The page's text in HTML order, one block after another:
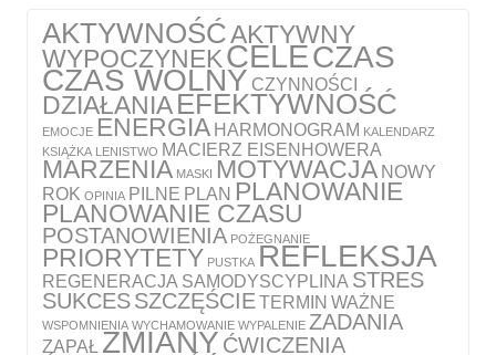
AKTYWNOŚĆAKTYWNY
WYPOCZYNEKCELECZAS
CZAS WOLNY CZYNNOŚCI
DZIAŁANIAEFEKTYWNOŚĆ
EMOCJE ENERGIA HARMONOGRAM KALENDARZ
KSIĄŻKA LENISTWO MACIERZ EISENHOWERA
MARZENIA MASKI MOTYWACJA NOWY
ROK OPINIA PILNE PLAN PLANOWANIE
PLANOWANIE CZASU
POSTANOWIENIA POŻEGNANIE
PRIORYTETY PUSTKA REFLEKSJA
REGENERACJA SAMODYSCYPLINA STRES
SUKCESSZCZĘŚCIETERMIN WAŻNE
WSPOMNIENIA WYCHAMOWANIE WYPALENIE ZADANIA
ZAPAŁ ZMIANY ĆWICZENIA